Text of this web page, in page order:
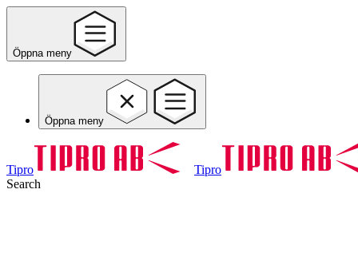
Öppna meny
Öppna meny
Tipro
Tipro
Search